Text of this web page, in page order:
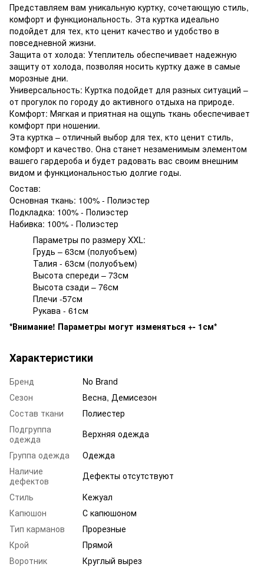
Представляем вам уникальную куртку, сочетающую стиль,
комфорт и функциональность. Эта куртка идеально
подойдет для тех, кто ценит качество и удобство в
повседневной жизни.
Защита от холода: Утеплитель обеспечивает надежную
защиту от холода, позволяя носить куртку даже в самые
морозные дни.
Универсальность: Куртка подойдет для разных ситуаций –
от прогулок по городу до активного отдыха на природе.
Комфорт: Мягкая и приятная на ощупь ткань обеспечивает
комфорт при ношении.
Эта куртка – отличный выбор для тех, кто ценит стиль,
комфорт и качество. Она станет незаменимым элементом
вашего гардероба и будет радовать вас своим внешним
видом и функциональностью долгие годы.
Состав:
Основная ткань: 100% - Полиэстер
Подкладка: 100% - Полиэстер
Набивка: 100% - Полиэстер
Параметры по размеру XXL:
Грудь – 63см (полуобъем)
Талия - 63см (полуобъем)
Высота спереди – 73см
Высота сзади – 76см
Плечи -57см
Рукава - 61см
*Внимание! Параметры могут изменяться +- 1см*
Характеристики
Бренд
No Brand
Сезон
Весна, Демисезон
Состав ткани
Полиестер
Подгруппа
одежда
Верхняя одежда
Группа одежда
Одежда
Наличие
дефектов
Дефекты отсутствуют
Стиль
Кежуал
Капюшон
С капюшоном
Тип карманов
Прорезные
Крой
Прямой
Воротник
Круглый вырез